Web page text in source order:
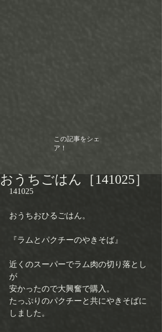
この記事をシェ
ア！
おうちごはん［141025］
141025
おうちおひるごはん。
『ラムとパクチーのやきそば』
近くのスーパーでラム肉の切り落とし
が
安かったので大興奮で購入。
たっぷりのパクチーと共にやきそばに
しました。